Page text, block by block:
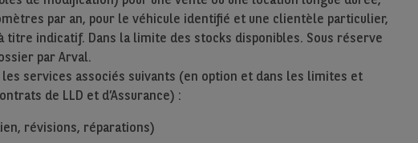
par an, pour le véhicule identifié et une clientèle particulier,
titre indicatif. Dans la limite des stocks disponibles. Sous réserve
par Arval.
services associés suivants (en option et dans les limites et
de LLD et d’Assurance) :
révisions, réparations)